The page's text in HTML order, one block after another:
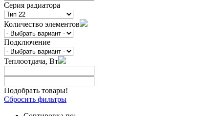
Серия радиатора
Количество элементов
Подключение
Теплоотдача, Вт
Подобрать товары!
Сбросить фильтры